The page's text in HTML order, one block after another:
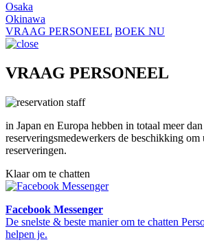
Osaka
Okinawa
VRAAG PERSONEEL BOEK NU
VRAAG PERSONEEL
in Japan en Europa hebben in totaal meer
reserveringsmedewerkers de beschikking
reserveringen.
Klaar om te chatten
Facebook Messenger
De snelste & beste manier om te chatten
helpen je.